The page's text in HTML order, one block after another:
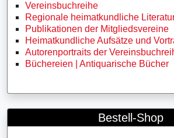
Vereinsbuchreihe
Regionale heimatkundliche
Publikationen der Mitgliedsvereine
Heimatkundliche Aufsätze und
Autorenportraits der
Büchereien | Antiquarische Bücher
Bestell-Shop